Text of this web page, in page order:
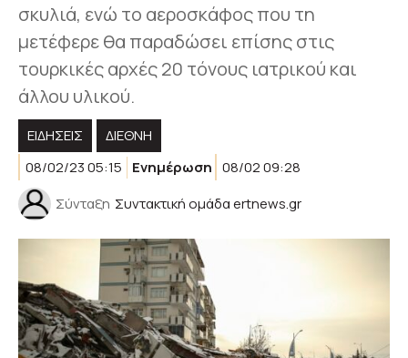
σκυλιά, ενώ το αεροσκάφος που τη
μετέφερε θα παραδώσει επίσης στις
τουρκικές αρχές 20 τόνους ιατρικού και
άλλου υλικού.
ΕΙΔΗΣΕΙΣ
ΔΙΕΘΝΗ
08/02/23 05:15
Ενημέρωση 08/02 09:28
Σύνταξη Συντακτική ομάδα ertnews.gr